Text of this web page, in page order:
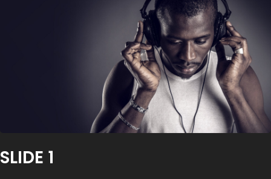
SLIDE 1